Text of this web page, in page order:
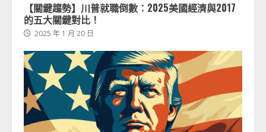
【關鍵趨勢】川普就職倒數：2025美國經濟與2017
的五大關鍵對比！
2025 年 1 月 20 日